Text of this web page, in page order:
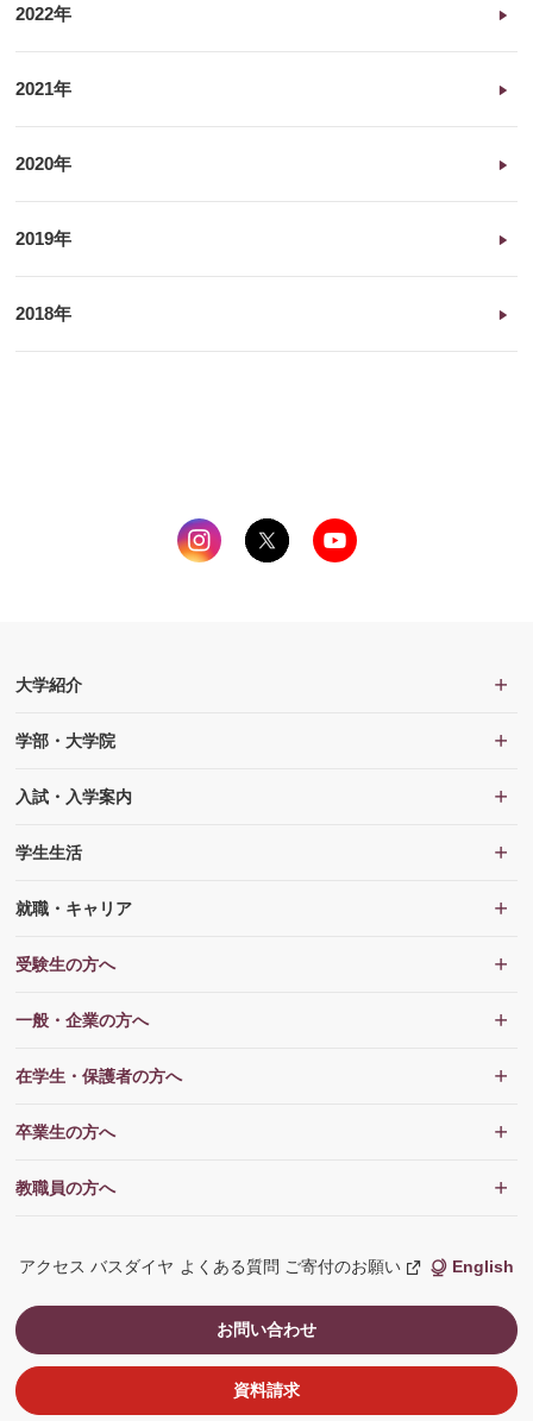
2022年
2021年
2020年
2019年
2018年
大学紹介
学部・大学院
入試・入学案内
学生生活
就職・キャリア
受験生の方へ
一般・企業の方へ
在学生・保護者の方へ
卒業生の方へ
教職員の方へ
アクセス バスダイヤ よくある質問 ご寄付のお願い
新
し
ン
ド
開
English
お問い合わせ
資料請求